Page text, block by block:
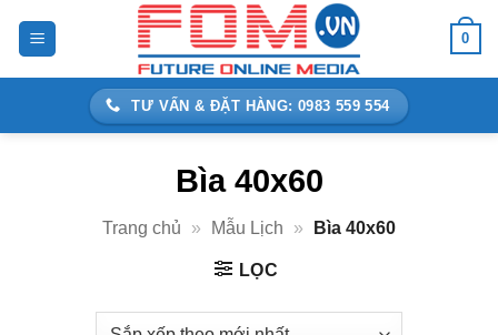
0
TƯ VẤN & ĐẶT HÀNG: 0983 559 554
Bìa 40x60
Trang chủ » Mẫu Lịch » Bìa 40x60
LỌC